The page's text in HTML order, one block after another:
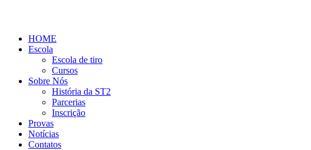
HOME
Escola
Escola de tiro
Cursos
Sobre Nós
História da ST2
Parcerias
Inscrição
Provas
Notícias
Contatos